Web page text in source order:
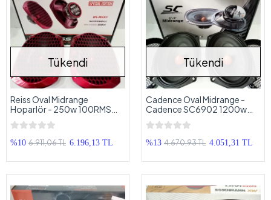
Tükendi
Reiss Oval Midrange
Hoparlör - 250w 100RMS
Reiss Kayık Midrange
%10 6.911,06 TL 6.196,13 TL
Tükendi
Cadence Oval Midrange -
Cadence SC6902 1200w
Kayık Midrange
%13 4.670,93 TL 4.051,31 TL